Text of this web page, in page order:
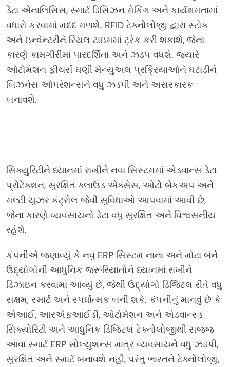
ડેટા એનાલિસિસ, સ્માર્ટ ડિસિઝન મેકિંગ અને કાર્યક્ષમતામાં
વધારો કરવામાં મદદ મળશે. RFID ટેક્નોલોજી દ્વારા સ્ટોક
અને ઇન્વેન્ટરીને રિયલ ટાઇમમાં ટ્રેક કરી શકાશે, જેના
કારણે કામગીરીમાં પારદર્શિતા અને ઝડપ વધશે. જ્યારે
ઓટોમેશન ફીચર્સ ઘણી મેન્યુઅલ પ્રક્રિયાઓને ઘટાડીને
બિઝનેસ ઓપરેશન્સને વધુ ઝડપી અને અસરકારક
બનાવશે.
સિક્યુરિટીને ધ્યાનમાં રાખીને નવા સિસ્ટમમાં એડવાન્સ ડેટા
પ્રોટેક્શન, સુરક્ષિત ક્લાઉડ એક્સેસ, ઓટો બેકઅપ અને
મલ્ટી યુઝર કંટ્રોલ જેવી સુવિધાઓ આપવામાં આવી છે,
જેના કારણે વ્યવસાયનો ડેટા વધુ સુરક્ષિત અને વિશ્વસનીય
રહેશે.
કંપનીએ જણાવ્યું કે નવું ERP સિસ્ટમ નાના અને મોટા બંને
ઉદ્યોગોની આધુનિક જરૂરિયાતોને ધ્યાનમાં રાખીને
ડિઝાઇન કરવામાં આવ્યું છે, જેથી ઉદ્યોગો ડિજિટલ રીતે વધુ
સક્ષમ, સ્માર્ટ અને સ્પર્ધાત્મક બની શકે. કંપનીનું માનવું છે કે
એઆઈ, આરએફઆઈડી, ઓટોમેશન અને એડવાન્સ્ડ
સિક્યોરિટી અને આધુનિક ડિજિટલ ટેક્નોલોજીથી સજ્જ
આવા સ્માર્ટ ERP સોલ્યુશન્સ માત્ર વ્યવસાયને વધુ ઝડપી,
સુરક્ષિત અને સ્માર્ટ બનાવશે નહીં, પરંતુ ભારતને ટેક્નોલોજી,